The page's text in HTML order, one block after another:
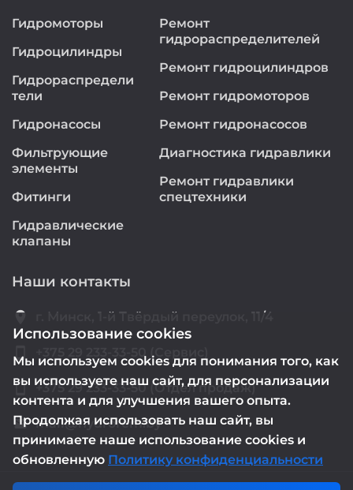
Гидромоторы
Гидроцилиндры
Гидрораспредели
тели
Гидронасосы
Фильтрующие
элементы
Фитинги
Гидравлические
клапаны
Ремонт
гидрораспределителей
Ремонт гидроцилиндров
Ремонт гидромоторов
Ремонт гидронасосов
Диагностика гидравлики
Ремонт гидравлики
спецтехники
Наши контакты
location_on г. Минск, 1-й Твёрдый переулок, 11/4
smartphone +375 29 233-33-50 (Сервис)
smartphone +375 29 233-33-50 (Отдел продаж)
email mail@hydrorem.by
Использование cookies
Мы используем cookies для понимания того, как
вы используете наш сайт, для персонализации
контента и для улучшения вашего опыта.
Продолжая использовать наш сайт, вы
принимаете наше использование cookies и
обновленную Политику конфиденциальности